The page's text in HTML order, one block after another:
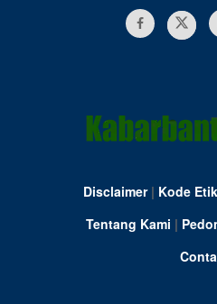
Disclaimer| Kode Etik
Tentang Kami |